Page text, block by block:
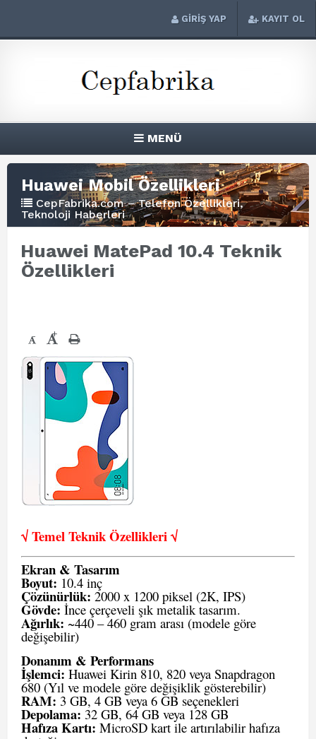
GİRİŞ YAP KAYIT OL
MENÜ
Huawei Mobil Özellikleri
CepFabrika.com – Telefon Özellikleri,
Teknoloji Haberleri
Huawei MatePad 10.4 Teknik
Özellikleri
- +
√ Temel Teknik Özellikleri √
Ekran & Tasarım
Boyut: 10.4 inç
Çözünürlük: 2000 x 1200 piksel (2K, IPS)
Gövde: İnce çerçeveli şık metalik tasarım.
Ağırlık: ~440 – 460 gram arası (modele göre
değişebilir)
Donanım & Performans
İşlemci: Huawei Kirin 810, 820 veya Snapdragon
680 (Yıl ve modele göre değişiklik gösterebilir)
RAM: 3 GB, 4 GB veya 6 GB seçenekleri
Depolama: 32 GB, 64 GB veya 128 GB
Hafıza Kartı: MicroSD kart ile artırılabilir hafıza